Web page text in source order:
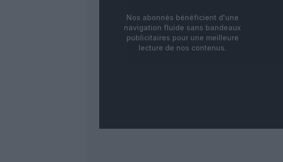
Nos abonnés bénéficient d'une
navigation fluide sans bandeaux
publicitaires pour une meilleure
lecture de nos contenus.